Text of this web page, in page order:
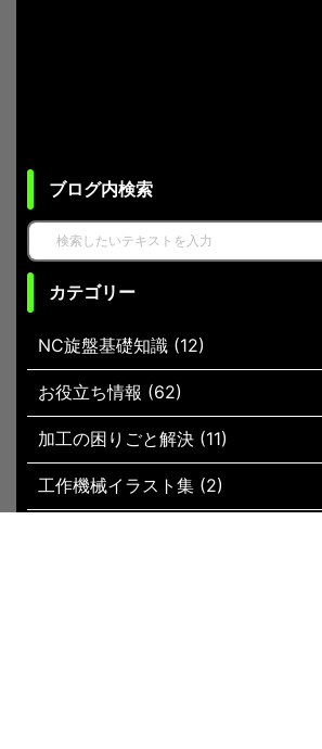
ブログ内検索
カテゴリー
NC旋盤基礎知識 (12)
お役立ち情報 (62)
加工の困りごと解決 (11)
工作機械イラスト集 (2)